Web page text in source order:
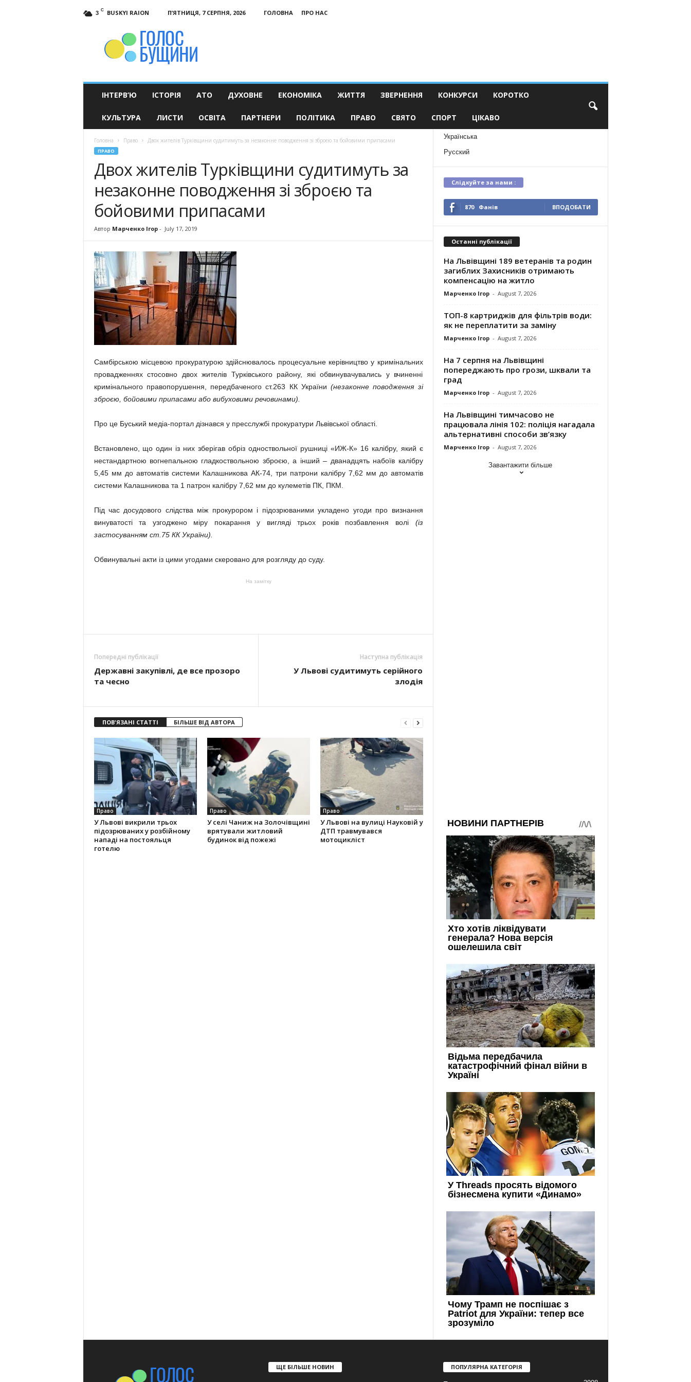
3 C BUSKYI RAION П’ЯТНИЦЯ, 7 СЕРПНЯ, 2026 ГОЛОВНА
ПРО НАС
ІНТЕРВ’Ю ІСТОРІЯ АТО ДУХОВНЕ ЕКОНОМІКА ЖИТТЯ ЗВЕРНЕННЯ КОНКУРСИ КОРОТКО
КУЛЬТУРА ЛИСТИ ОСВІТА ПАРТНЕРИ ПОЛІТИКА ПРАВО СВЯТО СПОРТ ЦІКАВО
Головна Право Двох жителів Турківщини судитимуть за незаконне поводження зі зброєю та бойовими припасами
ПРАВО
Двох жителів Турківщини судитимуть за
незаконне поводження зі зброєю та
бойовими припасами
Автор Марченко Ігор- July 17, 2019
Самбірською місцевою прокуратурою здійснювалось процесуальне керівництво у кримінальних
провадженнях стосовно двох жителів Турківського району, які обвинувачувались у вчиненні
кримінального правопорушення, передбаченого ст.263 КК України (незаконне поводження зі
зброєю, бойовими припасами або вибуховими речовинами).
Про це Буський медіа-портал дізнався у пресслужбі прокуратури Львівської області.
Встановлено, що один із них зберігав обріз одноствольної рушниці «ИЖ-К» 16 калібру, який є
нестандартною вогнепальною гладкоствольною зброєю, а інший – дванадцять набоїв калібру
5,45 мм до автоматів системи Калашникова АК-74, три патрони калібру 7,62 мм до автоматів
системи Калашникова та 1 патрон калібру 7,62 мм до кулеметів ПК, ПКМ.
Під час досудового слідства між прокурором і підозрюваними укладено угоди про визнання
винуватості та узгоджено міру покарання у вигляді трьох років позбавлення волі (із
застосуванням ст.75 КК України).
Обвинувальні акти із цими угодами скеровано для розгляду до суду.
На замітку
Попередні публікації
Державні закупівлі, де все прозоро
та чесно
Наступна публікація
У Львові судитимуть серійного
злодія
ПОВ'ЯЗАНІ СТАТТІ БІЛЬШЕ ВІД АВТОРА
Право
У Львові викрили трьох
підозрюваних у розбійному
нападі на постояльця
готелю
Право
У селі Чаниж на Золочівщині
врятували житловий
будинок від пожежі
Право
У Львові на вулиці Науковій у
ДТП травмувався
мотоцикліст
Українська
Русский
Слідкуйте за нами :
870 Фанів ВПОДОБАТИ
Останні публікації
На Львівщині 189 ветеранів та родин
загиблих Захисників отримають
компенсацію на житло
Марченко Ігор - August 7, 2026
ТОП-8 картриджів для фільтрів води:
як не переплатити за заміну
Марченко Ігор - August 7, 2026
На 7 серпня на Львівщині
попереджають про грози, шквали та
град
Марченко Ігор - August 7, 2026
На Львівщині тимчасово не
працювала лінія 102: поліція нагадала
альтернативні способи зв’язку
Марченко Ігор - August 7, 2026
Завантажити більше
ЩЕ БІЛЬШЕ НОВИН ПОПУЛЯРНА КАТЕГОРІЯ